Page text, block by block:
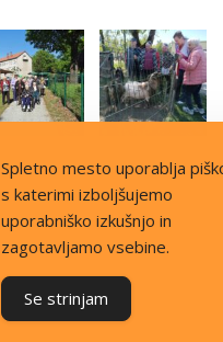
Spletno mesto uporablja
s katerimi izboljšujemo
uporabniško izkušnjo in
zagotavljamo vsebine.
Se strinjam